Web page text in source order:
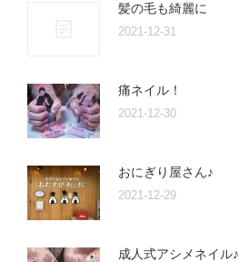
髪の毛も綺麗に
2021-12-31
痛ネイル！
2021-12-30
おにぎり屋さん♪
2021-12-29
成人式アシメネイル♪